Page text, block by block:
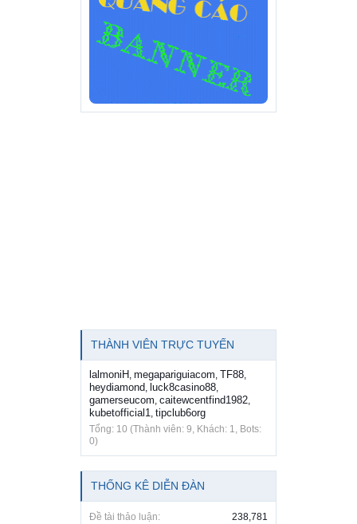
THÀNH VIÊN TRỰC TUYẾN
lalmoniH megapariguiacom TF88
heydiamond luck8casino88
gamerseucom caitewcentfind1982
kubetofficial1 tipclub6org
Tổng: 10 (Thành viên: 9, Khách: 1, Bots:
0)
THỐNG KÊ DIỄN ĐÀN
Đề tài thảo luận:
238,781